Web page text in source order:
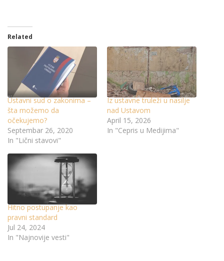
Related
Ustavni sud o zakonima –
šta možemo da
očekujemo?
Septembar 26, 2020
In "Lični stavovi"
Iz ustavne truleži u nasilje
nad Ustavom
April 15, 2026
In "Cepris u Medijima"
Hitno postupanje kao
pravni standard
Jul 24, 2024
In "Najnovije vesti"